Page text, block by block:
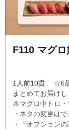
F110 マグロ
1人前10貫
☆6
まとめてお届け
本マグロ中トロ
・ネタの変更はで
・『オプション